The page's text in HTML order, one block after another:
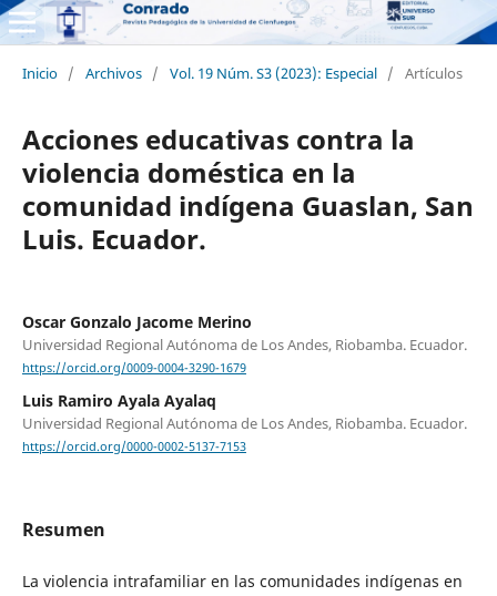
Inicio / Archivos / Vol. 19 Núm. S3 (2023): Especial / Artículos
Acciones educativas contra la
violencia doméstica en la
comunidad indígena Guaslan, San
Luis. Ecuador.
Oscar Gonzalo Jacome Merino
Universidad Regional Autónoma de Los Andes, Riobamba. Ecuador.
https://orcid.org/0009-0004-3290-1679
Luis Ramiro Ayala Ayalaq
Universidad Regional Autónoma de Los Andes, Riobamba. Ecuador.
https://orcid.org/0000-0002-5137-7153
Resumen
La violencia intrafamiliar en las comunidades indígenas en